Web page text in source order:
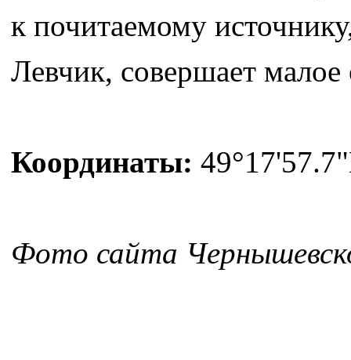
к почитаемому
Левчик, совершает
Координаты:
Фото сайта